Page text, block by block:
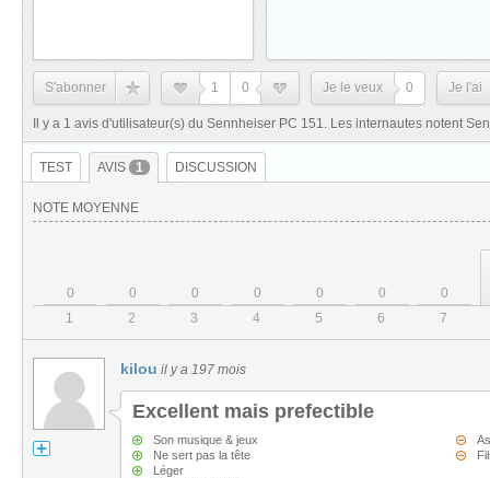
S'abonner 1 0 Je le veux 0 Je l'ai
Il y a 1 avis d'utilisateur(s) du Sennheiser PC 151. Les internautes notent
TEST AVIS 1 DISCUSSION
NOTE MOYENNE
1
0
2
0
3
0
4
0
5
0
6
0
7
0
kilou il y a 197 mois
Excellent mais prefectible
Son musique & jeux
Ne sert pas la tête
Léger